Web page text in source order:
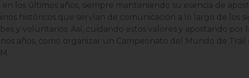
los últimos años, siempre manteniendo su esencia de
históricos que servían de comunicación a lo largo de los
y voluntarios. Así, cuidando estos valores y apostando por
años, como organizar un Campeonato del Mundo de Trail